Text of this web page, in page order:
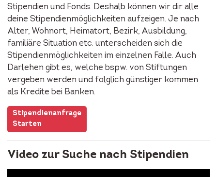
Stipendien und Fonds. Deshalb können wir dir alle
deine Stipendienmöglichkeiten aufzeigen. Je nach
Alter, Wohnort, Heimatort, Bezirk, Ausbildung,
familiäre Situation etc. unterscheiden sich die
Stipendienmöglichkeiten im einzelnen Falle. Auch
Darlehen gibt es, welche bspw. von Stiftungen
vergeben werden und folglich günstiger kommen
als Kredite bei Banken.
Stipendienanfrage
Starten
Video zur Suche nach Stipendien